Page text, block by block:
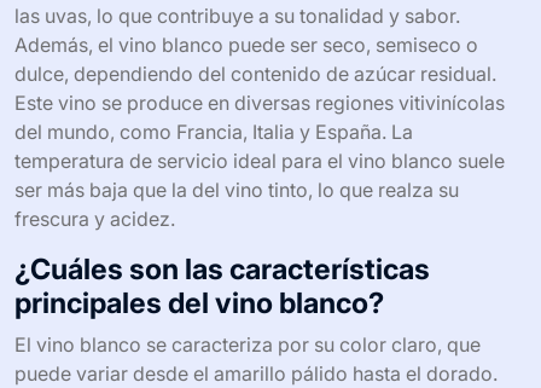
las uvas, lo que contribuye a su tonalidad y sabor.
Además, el vino blanco puede ser seco, semiseco o
dulce, dependiendo del contenido de azúcar residual.
Este vino se produce en diversas regiones vitivinícolas
del mundo, como Francia, Italia y España. La
temperatura de servicio ideal para el vino blanco suele
ser más baja que la del vino tinto, lo que realza su
frescura y acidez.
¿Cuáles son las características
principales del vino blanco?
El vino blanco se caracteriza por su color claro, que
puede variar desde el amarillo pálido hasta el dorado.